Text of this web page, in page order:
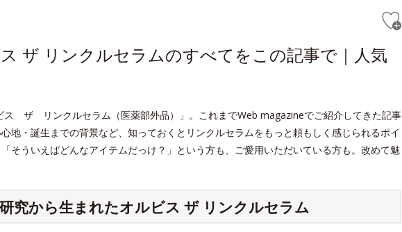
ス ザ リンクルセラムのすべてをこの記事で｜人気
ス ザ リンクルセラム（医薬部外品）」。これまでWeb magazineでご紹介してきた記事
地・誕生までの背景など、知っておくとリンクルセラムをもっと頼もしく感じられるポイ
そういえばどんなアイテムだっけ？」という方も、ご愛用いただいている方も。改めて魅
究から生まれたオルビス ザ リンクルセラム